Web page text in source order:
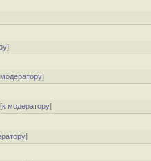
]
]
к модератору]
]